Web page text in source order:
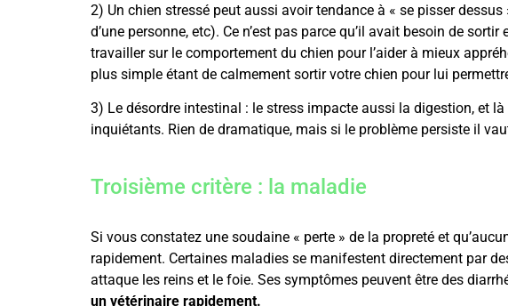
2) Un chien stressé peut aussi avoir tendance à « se pisser
d’une personne, etc). Ce n’est pas parce qu’il avait besoin de
travailler sur le comportement du chien pour l’aider à mieux
plus simple étant de calmement sortir votre chien pour lui
3) Le désordre intestinal : le stress impacte aussi la digestion, et
inquiétants. Rien de dramatique, mais si le problème persiste il
Troisième critère : la maladie
Si vous constatez une soudaine « perte » de la propreté et
rapidement. Certaines maladies se manifestent directement par
attaque les reins et le foie. Ses symptômes peuvent être des
un vétérinaire rapidement.